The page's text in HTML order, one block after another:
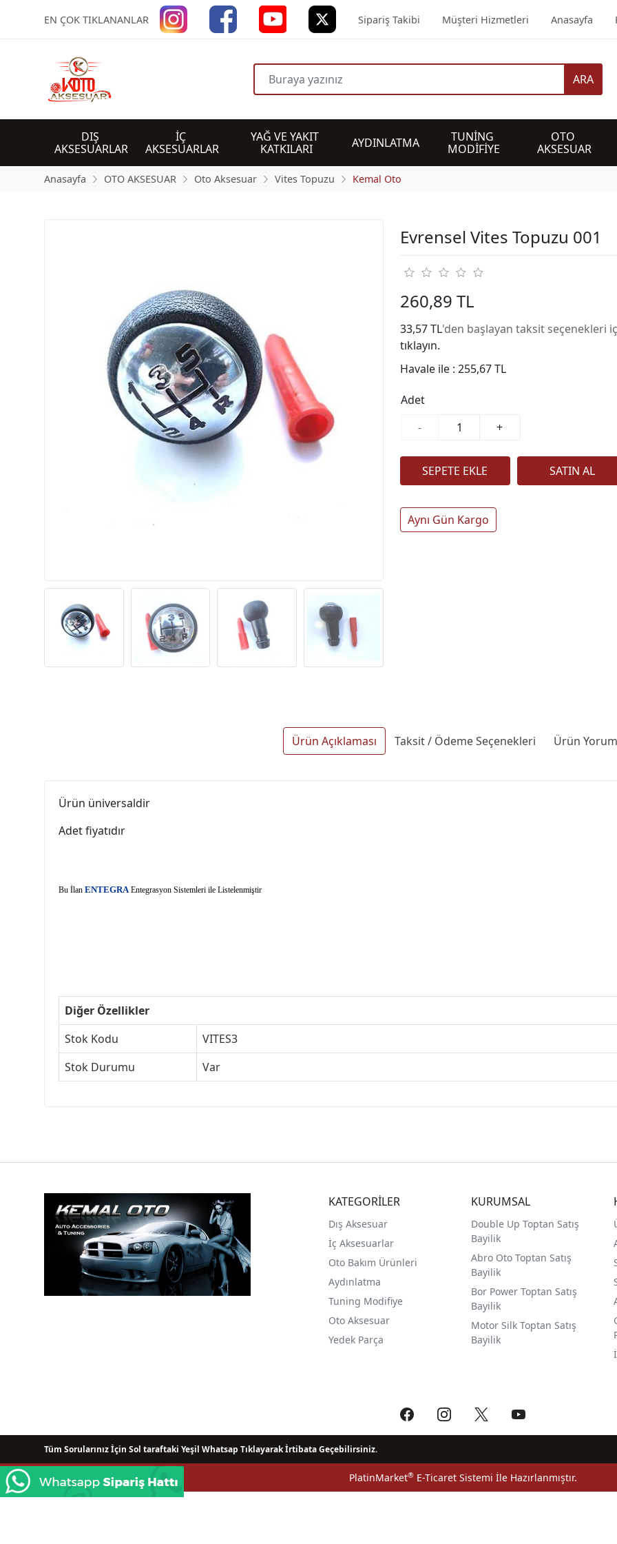
EN ÇOK TIKLANANLAR Sipariş Takibi Müşteri Hizmetleri Anasayfa
ARA
DIŞ
AKSESUARLAR
İÇ
AKSESUARLAR
YAĞ VE YAKIT
KATKILARI
AYDINLATMA
TUNİNG
MODİFİYE
OTO
AKSESUAR
Anasayfa OTO AKSESUAR Oto Aksesuar Vites Topuzu Kemal Oto
Evrensel Vites Topuzu 001
260,89 TL
33,57 TL'den başlayan taksit seçenekleri
tıklayın.
Havale ile : 255,67 TL
Adet
-
+
Aynı Gün Kargo
Ürün Açıklaması Taksit / Ödeme Seçenekleri Ürün
Ürün üniversaldir
Adet fiyatıdır
Bu İlan ENTEGRAEntegrasyon Sistemleri ile Listelenmiştir
Diğer Özellikler
Stok Kodu
VITES3
Stok Durumu
Var
KATEGORİLER
Dış Aksesuar
İç Aksesuarlar
Oto Bakım Ürünleri
Aydınlatma
Tuning Modifiye
Oto Aksesuar
Yedek Parça
KURUMSAL
Double Up Toptan Satış
Bayilik
Abro Oto Toptan Satış
Bayilik
Bor Power Toptan Satış
Bayilik
Motor Silk Toptan Satış
Bayilik
Tüm Sorularınız İçin Sol taraftaki Yeşil Whatsap Tıklayarak İrtibata Geçebilirsiniz.
PlatinMarket®E-Ticaret Sistemi İle Hazırlanmıştır.